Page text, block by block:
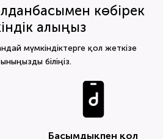
көбірек
алыңыз
мүмкіндіктерге қол жеткізе
біліңіз.
Басымдықпен қол